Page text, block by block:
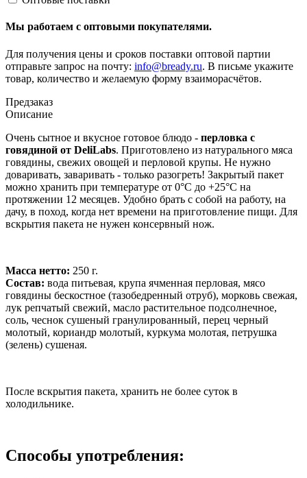
Мы работаем с оптовыми покупателями.
Для получения цены и сроков поставки оптовой партии
отправьте запрос на почту: info@bready.ru. В письме укажите
товар, количество и желаемую форму взаиморасчётов.
Предзаказ
Описание
Очень сытное и вкусное готовое блюдо - перловка с
говядиной от DeliLabs. Приготовлено из натурального мяса
говядины, свежих овощей и перловой крупы. Не нужно
доваривать, заваривать - только разогреть! Закрытый пакет
можно хранить при температуре от 0°С до +25°С на
протяжении 12 месяцев. Удобно брать с собой на работу, на
дачу, в поход, когда нет времени на приготовление пищи. Для
вскрытия пакета не нужен консервный нож.
Масса нетто: 250 г.
Состав: вода питьевая, крупа ячменная перловая, мясо
говядины бескостное (тазобедренный отруб), морковь свежая,
лук репчатый свежий, масло растительное подсолнечное,
соль, чеснок сушеный гранулированный, перец черный
молотый, кориандр молотый, куркума молотая, петрушка
(зелень) сушеная.
После вскрытия пакета, хранить не более суток в
холодильнике.
Способы употребления: